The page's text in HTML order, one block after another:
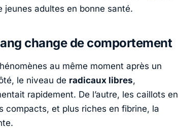
jeunes adultes en bonne santé.
change de comportement
au même moment après un
le niveau de radicaux libres,
rapidement. De l’autre, les caillots en
compacts, et plus riches en fibrine, la